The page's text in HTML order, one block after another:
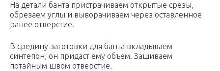
На детали банта пристрачиваем открытые срезы,
обрезаем углы и выворачиваем через оставленное
ранее отверстие.
В средину заготовки для банта вкладываем
синтепон, он придаст ему объем. Зашиваем
потайным швом отверстие.